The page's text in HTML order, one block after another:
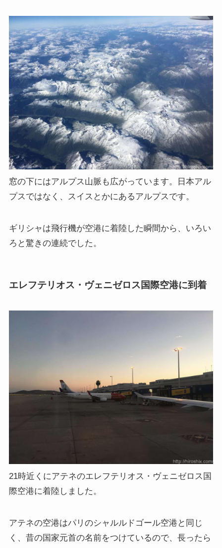
窓の下にはアルプス山脈も広がっています。日本アル
プスではなく、スイスとかにあるアルプスです。
ギリシャは飛行機が空港に着陸した瞬間から、いろい
ろと驚きの連続でした。
エレフテリオス・ヴェニゼロス国際空港に到着
21時近くにアテネのエレフテリオス・ヴェニゼロス国
際空港に着陸しました。
アテネの空港はパリのシャルルドゴール空港と同じ
く、昔の国家元首の名前をつけているので、長ったら